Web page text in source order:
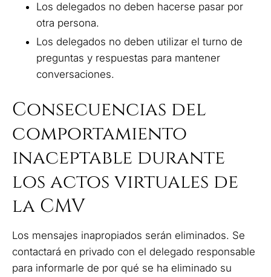
Los delegados no deben hacerse pasar por
otra persona.
Los delegados no deben utilizar el turno de
preguntas y respuestas para mantener
conversaciones.
Consecuencias del
comportamiento
inaceptable durante
los actos virtuales de
la CMV
Los mensajes inapropiados serán eliminados. Se
contactará en privado con el delegado responsable
para informarle de por qué se ha eliminado su